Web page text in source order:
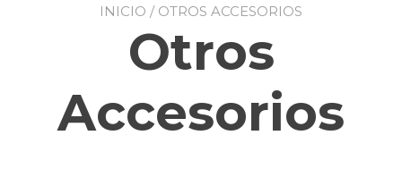
INICIO / OTROS ACCESORIOS
Otros
Accesorios